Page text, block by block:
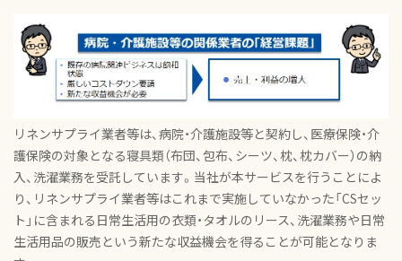
リネンサプライ業者等は、病院・介護施設等と契約し、医療保険・介
護保険の対象となる寝具類（布団、包布、シーツ、枕、枕カバー）の納
入、洗濯業務を受託しています。当社が本サービスを行うことによ
り、リネンサプライ業者等はこれまで実施していなかった「CSセッ
ト」に含まれる日常生活用の衣類・タオルのリース、洗濯業務や日常
生活用品の販売という新たな収益機会を得ることが可能となりま